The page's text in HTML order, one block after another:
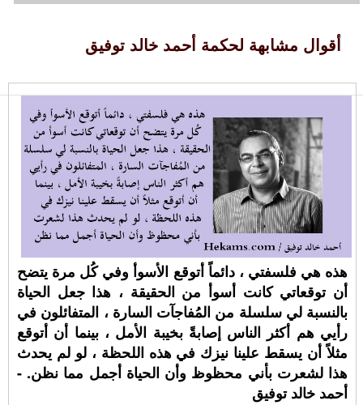
أقوال مشابهة لحكمة أحمد خالد توفيق
هذه هي فلسفتي ، دائماً أتوقع الأسوأ وفي كُل مرة يتضح
أن توقعاتي كانت أسوأ من الحقيقة ، هذا جعل الحياة
بالنسبة لي سلسلة من المُفاجآت السارة ، المتفائلون في
رأيي هم أكثر الناس إصابةً بخيبة الأمل ، بينما أن أتوقع
مثلاً أن يسقط علينا نيزك في هذه اللحظة ، لو لم يحدث
هذا لشعرت بأني محظوظ وأن الحياة أجمل مما نظن. -
أحمد خالد توفيق